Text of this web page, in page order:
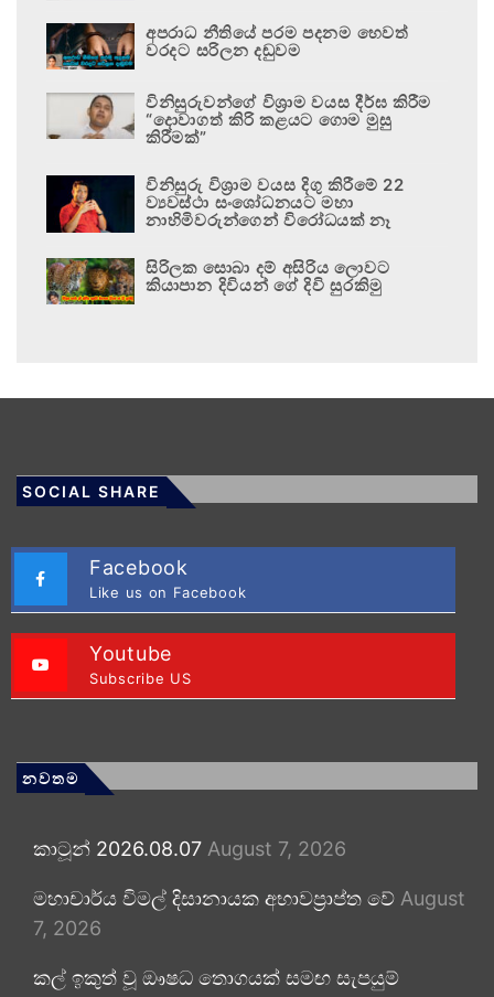
අපරාධ නීතියේ පරම පදනම හෙවත්
වරදට සරිලන දඬුවම
විනිසුරුවන්ගේ විශ්‍රාම වයස දීර්ඝ කිරීම
“දොවාගත් කිරි කළයට ගොම මුසු
කිරීමක්”
විනිසුරු විශ්‍රාම වයස දිගු කිරීමේ 22
ව්‍යවස්ථා සංශෝධනයට මහා
නාහිමිවරුන්ගෙන් විරෝධයක් නෑ
සිරිලක සොබා දම් අසිරිය ලොවට
කියාපාන දිවියන් ගේ දිවි සුරකිමු
SOCIAL SHARE
Facebook
Like us on Facebook
Youtube
Subscribe US
නවතම
කාටූන් 2026.08.07 August 7, 2026
මහාචාර්ය විමල් දිසානායක අභාවප්‍රාප්ත වේ August
7, 2026
කල් ඉකුත් වූ ඖෂධ තොගයක් සමඟ සැපයුම්